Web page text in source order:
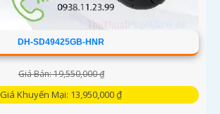
DH-SD49425GB-HNR
Giá Bán: 19,550,000 ₫
Giá Khuyến Mại: 13,950,000 ₫